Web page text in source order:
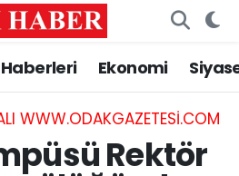
Ekonomi
WWW.ODAKGAZETESI.COM
Rektör
HABERLERİ